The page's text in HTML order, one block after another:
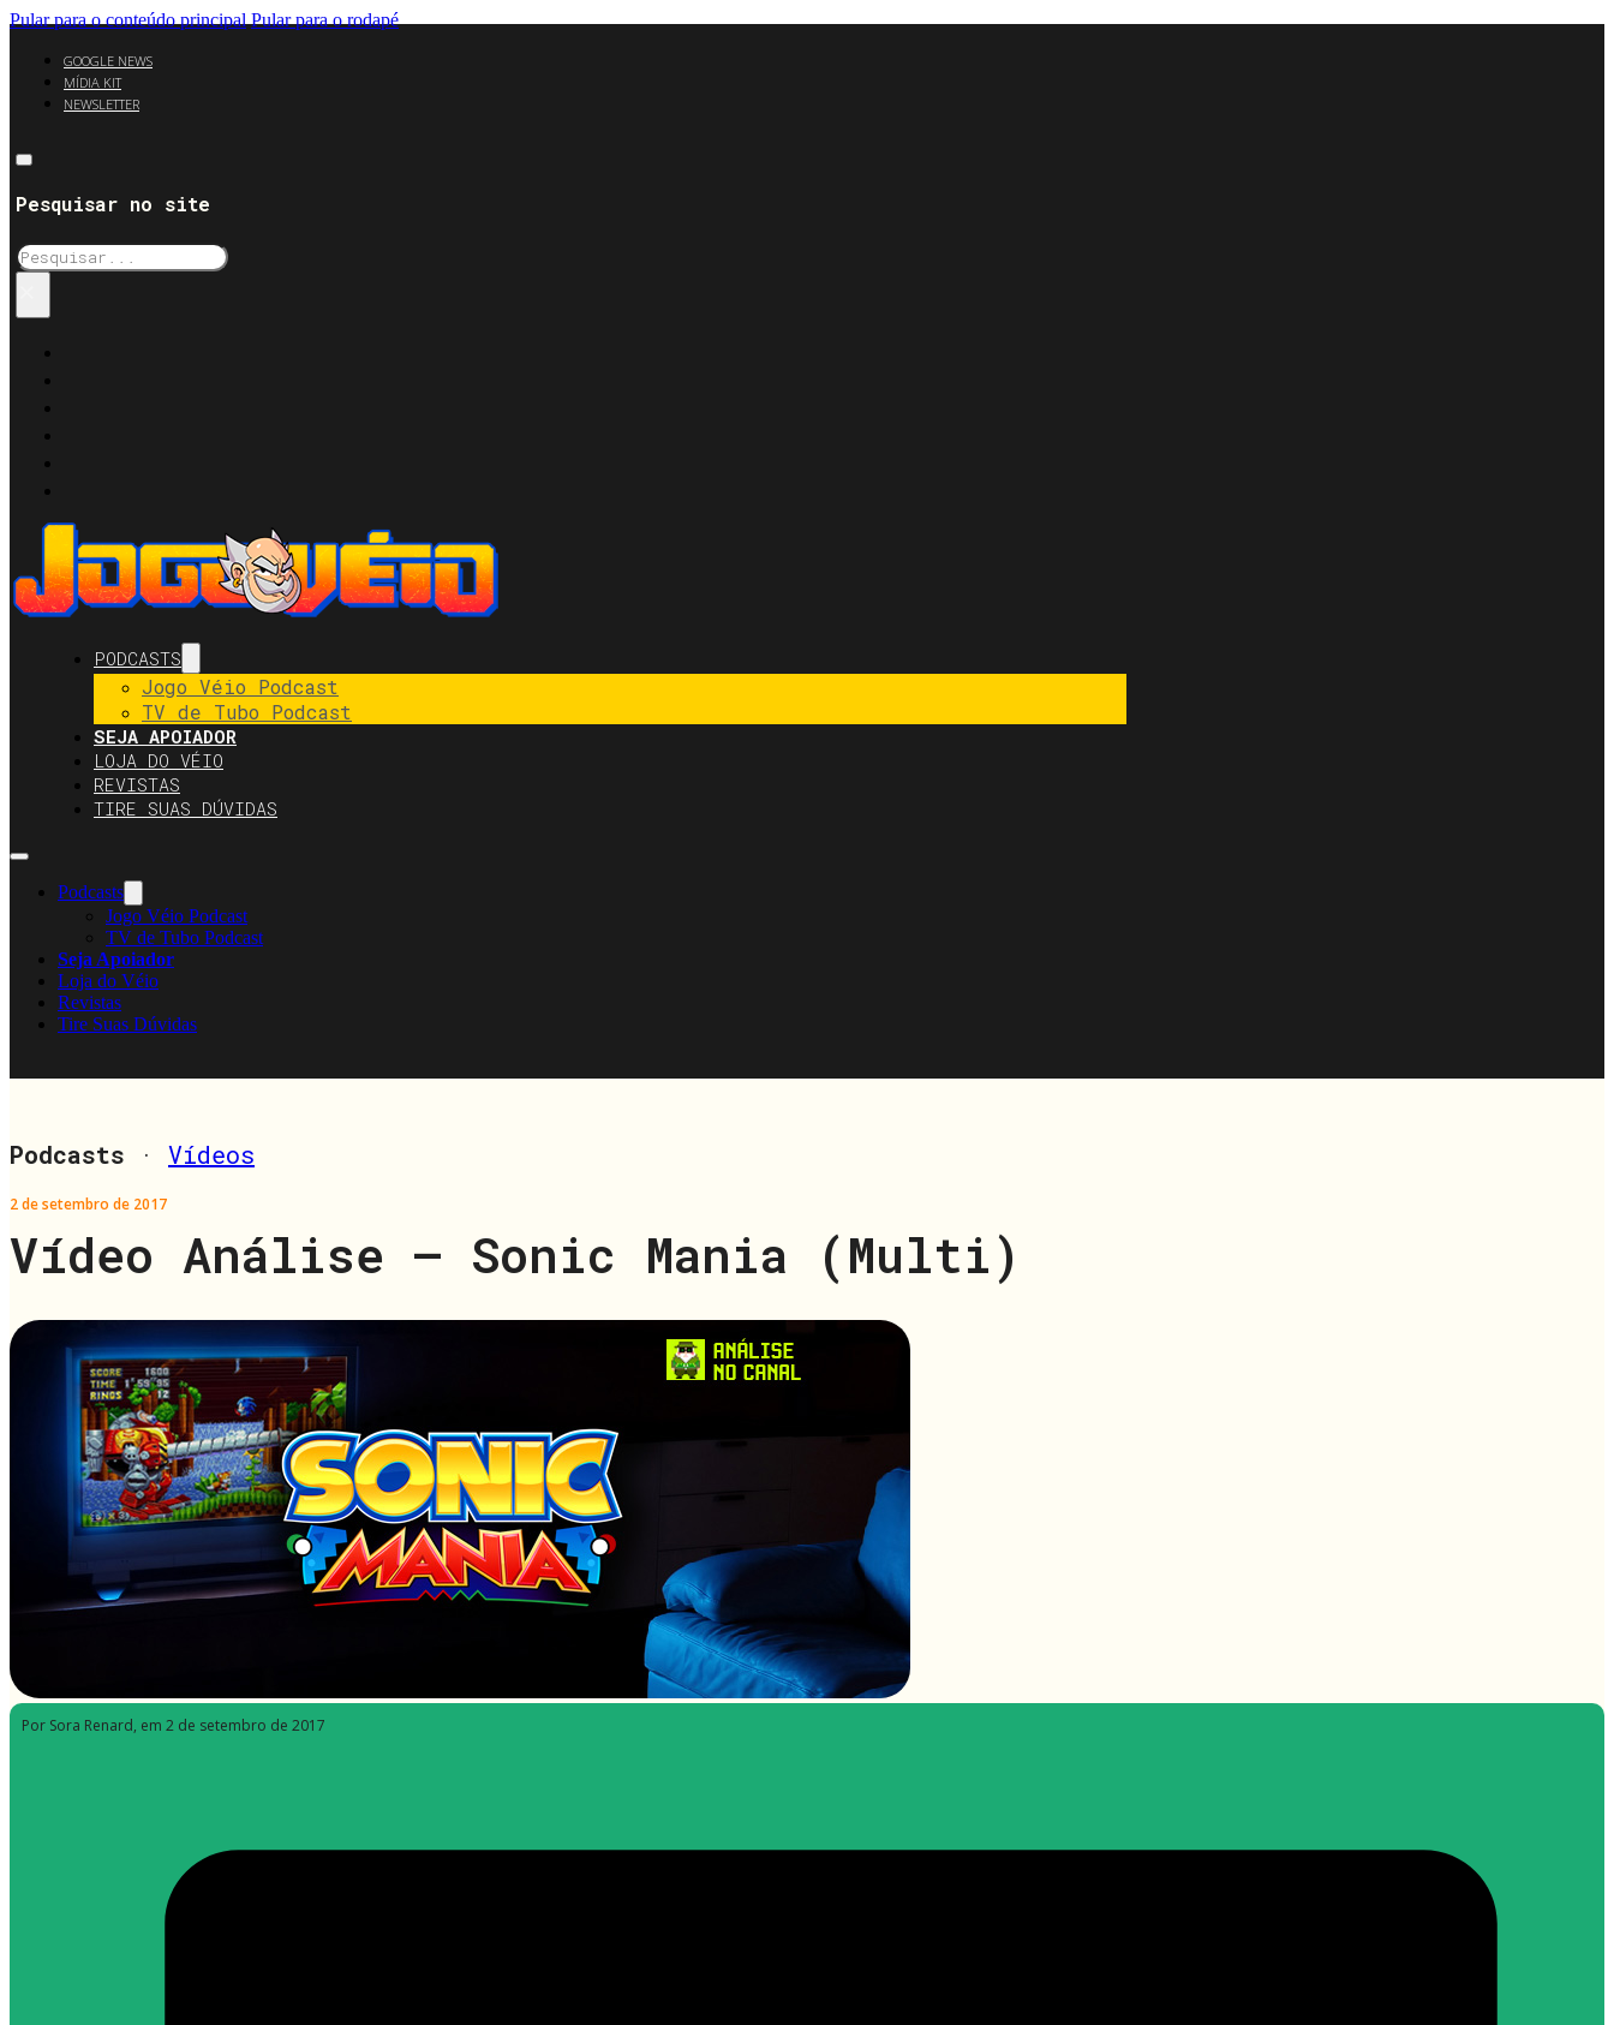
Pular para o conteúdo principal Pular para o rodapé
GOOGLE NEWS
MÍDIA KIT
NEWSLETTER
Pesquisar no site
Pesquisar
PODCASTS
Jogo Véio Podcast
TV de Tubo Podcast
SEJA APOIADOR
LOJA DO VÉIO
REVISTAS
TIRE SUAS DÚVIDAS
Podcasts
Jogo Véio Podcast
TV de Tubo Podcast
Seja Apoiador
Loja do Véio
Revistas
Tire Suas Dúvidas
Podcasts · Vídeos
2 de setembro de 2017
Vídeo Análise – Sonic Mania (Multi)
Por Sora Renard, em 2 de setembro de 2017